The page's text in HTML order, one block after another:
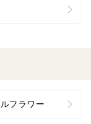
フラワー